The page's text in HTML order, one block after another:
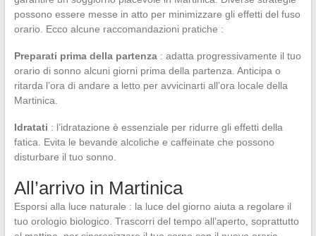
possono essere messe in atto per minimizzare gli effetti del fuso
orario. Ecco alcune raccomandazioni pratiche :
Preparati prima della partenza: adatta progressivamente il tuo
orario di sonno alcuni giorni prima della partenza. Anticipa o
ritarda l’ora di andare a letto per avvicinarti all’ora locale della
Martinica.
Idratati : l’idratazione è essenziale per ridurre gli effetti della
fatica. Evita le bevande alcoliche e caffeinate che possono
disturbare il tuo sonno.
All’arrivo in Martinica
Esporsi alla luce naturale : la luce del giorno aiuta a regolare il
tuo orologio biologico. Trascorri del tempo all’aperto, soprattutto